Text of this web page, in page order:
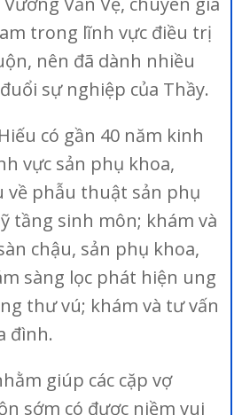
trong lĩnh vực điều trị
nên đã dành nhiều
sự nghiệp của Thầy.
có gần 40 năm kinh
vực sản phụ khoa,
về phẫu thuật sản phụ
tầng sinh môn; khám và
chậu, sản phụ khoa,
sàng lọc phát hiện ung
thư vú; khám và tư vấn
đình.
giúp các cặp vợ
sớm có được niềm vui